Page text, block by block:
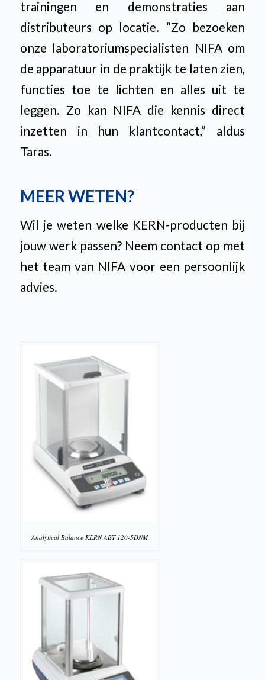
trainingen en demonstraties aan
distributeurs op locatie. “Zo bezoeken
onze laboratoriumspecialisten NIFA om
de apparatuur in de praktijk te laten zien,
functies toe te lichten en alles uit te
leggen. Zo kan NIFA die kennis direct
inzetten in hun klantcontact,” aldus
Taras.
MEER WETEN?
Wil je weten welke KERN-producten bij
jouw werk passen? Neem contact op met
het team van NIFA voor een persoonlijk
advies.
Analytical Balance KERN ABT 120-5DNM